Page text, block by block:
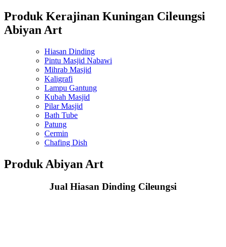
Produk Kerajinan Kuningan Cileungsi
Abiyan Art
Hiasan Dinding
Pintu Masjid Nabawi
Mihrab Masjid
Kaligrafi
Lampu Gantung
Kubah Masjid
Pilar Masjid
Bath Tube
Patung
Cermin
Chafing Dish
Produk Abiyan Art
Jual Hiasan Dinding Cileungsi